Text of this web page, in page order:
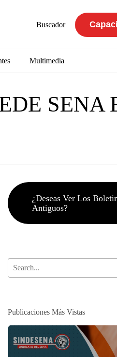
Buscador
Multimedia
SENA
¿Deseas Ver Los
Antiguos?
Publicaciones Más Vistas